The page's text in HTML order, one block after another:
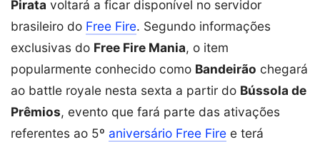
Pirata voltará a ficar disponível no servidor
brasileiro do Free Fire. Segundo informações
exclusivas do Free Fire Mania, o item
popularmente conhecido como Bandeirão chegará
ao battle royale nesta sexta a partir do Bússola de
Prêmios, evento que fará parte das ativações
referentes ao 5º aniversário Free Fire e terá